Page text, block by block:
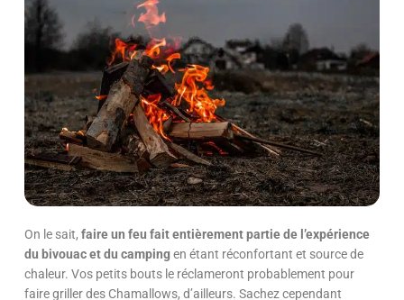
On le sait,faire un feu fait entièrement partie de l’expérience
du bivouac et du campingen étant réconfortant et source de
chaleur. Vos petits bouts le réclameront probablement pour
faire griller des Chamallows, d’ailleurs.Sachez cependant